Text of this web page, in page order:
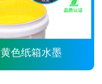
黄色纸箱水墨